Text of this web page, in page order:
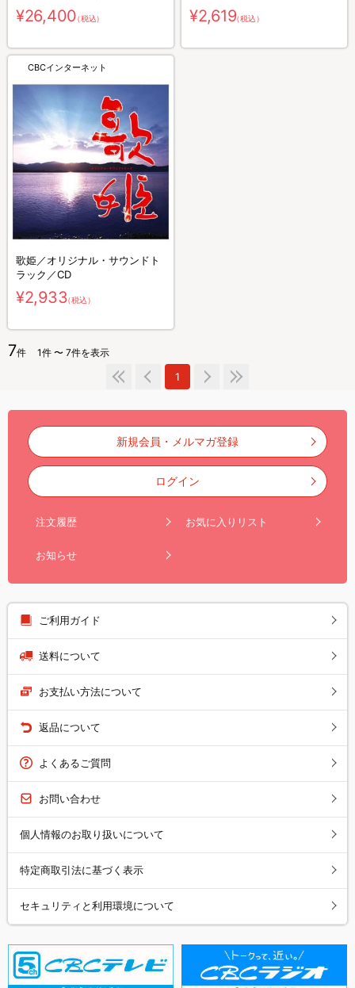
¥26,400（税込） ¥2,619（税込）
CBCインターネット
歌姫／オリジナル・サウンドト
ラック／CD
¥2,933（税込）
7件 1件 〜 7件を表示
1
新規会員・メルマガ登録
ログイン
注文履歴 お気に入りリスト
お知らせ
ご利用ガイド
送料について
お支払い方法について
返品について
よくあるご質問
お問い合わせ
個人情報のお取り扱いについて
特定商取引法に基づく表示
セキュリティと利用環境について